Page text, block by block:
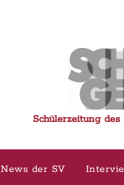
Schülerzeitung
News der SV